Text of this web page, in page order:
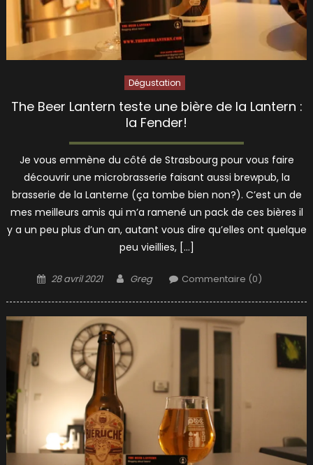
Dégustation
The Beer Lantern teste une bière de la Lantern :
la Fender!
Je vous emmène du côté de Strasbourg pour vous faire
découvrir une microbrasserie faisant aussi brewpub, la
brasserie de la Lanterne (ça tombe bien non?). C’est un de
mes meilleurs amis qui m’a ramené un pack de ces bières il
y a un peu plus d’un an, autant vous dire qu’elles ont quelque
peu vieillies, […]
Posted
28 avril 2021 Author
Greg Commentaire (0)